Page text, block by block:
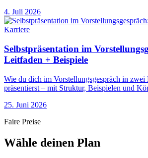
4. Juli 2026
Karriere
Selbstpräsentation im
Leitfaden + Beispiele
Wie du dich im Vorstellungsgespräch in zwei
präsentierst – mit Struktur, Beispielen und
25. Juni 2026
Faire Preise
Wähle deinen Plan